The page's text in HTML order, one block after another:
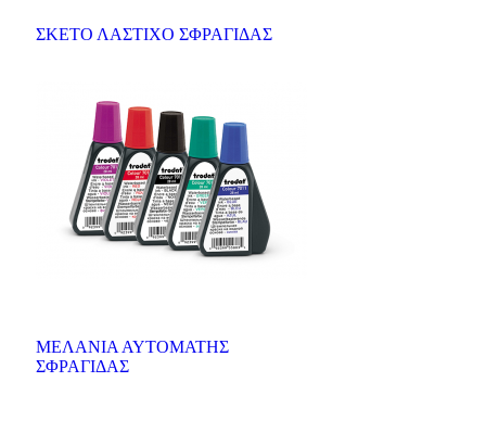
ΣΚΕΤΟ ΛΑΣΤΙΧΟ ΣΦΡΑΓΙΔΑΣ
ΜΕΛΑΝΙΑ ΑΥΤΟΜΑΤΗΣ
ΣΦΡΑΓΙΔΑΣ